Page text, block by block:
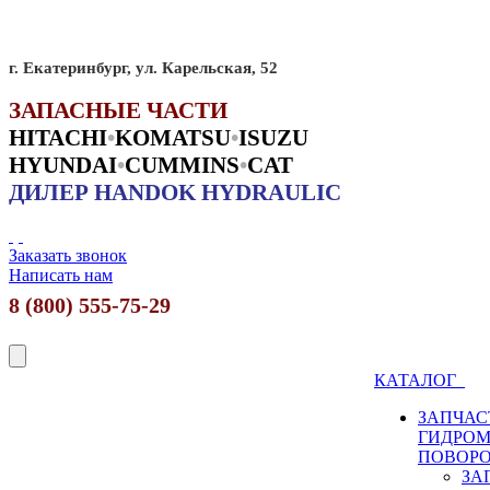
г. Екатеринбург, ул. Карельская, 52
ЗАПАСНЫЕ ЧАСТИ
HITACHI•KOMATSU•ISUZU
HYUNDAI•CUMMINS•CAT
ДИЛЕР HANDOK HYDRAULIC
Заказать звонок
Написать нам
8 (800) 555-75-29
КАТАЛОГ